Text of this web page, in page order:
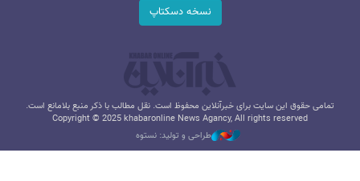
نسخه دسکتاپ
تمامی حقوق این سایت برای خبرآنلاین محفوظ است. نقل مطالب با ذکر منبع بلامانع است.
Copyright © 2025 khabaronline News Agancy, All rights reserved
طراحی و تولید: نستوه